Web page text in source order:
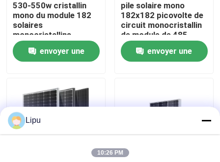
Maison
Produits
530-550w cristallin
mono du module 182
solaires
monocristallins
envoyer une
pile solaire mono
182x182 picovolte de
circuit monocristallin
de module de 485-
510w
envoyer une
Lipu
10:26 PM